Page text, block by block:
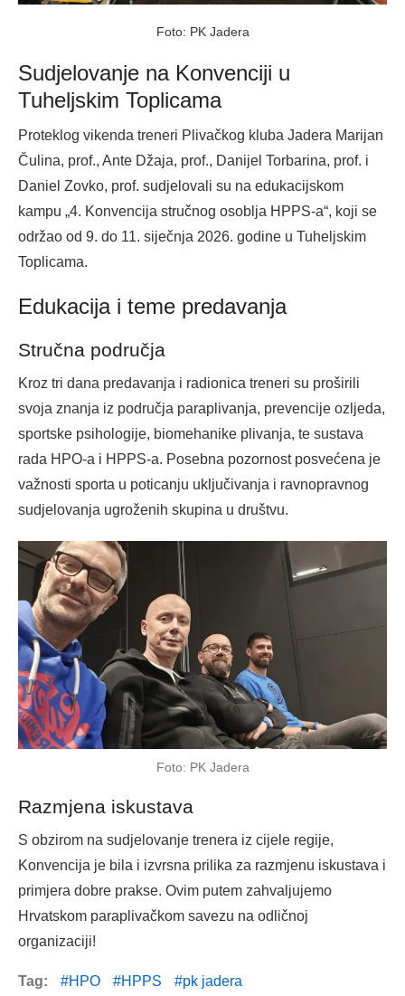
Foto: PK Jadera
Sudjelovanje na Konvenciji u
Tuheljskim Toplicama
Proteklog vikenda treneri Plivačkog kluba Jadera Marijan
Čulina, prof., Ante Džaja, prof., Danijel Torbarina, prof. i
Daniel Zovko, prof. sudjelovali su na edukacijskom
kampu „4. Konvencija stručnog osoblja HPPS-a“, koji se
održao od 9. do 11. siječnja 2026. godine u Tuheljskim
Toplicama.
Edukacija i teme predavanja
Stručna područja
Kroz tri dana predavanja i radionica treneri su proširili
svoja znanja iz područja paraplivanja, prevencije ozljeda,
sportske psihologije, biomehanike plivanja, te sustava
rada HPO-a i HPPS-a. Posebna pozornost posvećena je
važnosti sporta u poticanju uključivanja i ravnopravnog
sudjelovanja ugroženih skupina u društvu.
Foto: PK Jadera
Razmjena iskustava
S obzirom na sudjelovanje trenera iz cijele regije,
Konvencija je bila i izvrsna prilika za razmjenu iskustava i
primjera dobre prakse. Ovim putem zahvaljujemo
Hrvatskom paraplivačkom savezu na odličnoj
organizaciji!
Tag: HPO HPPS pk jadera